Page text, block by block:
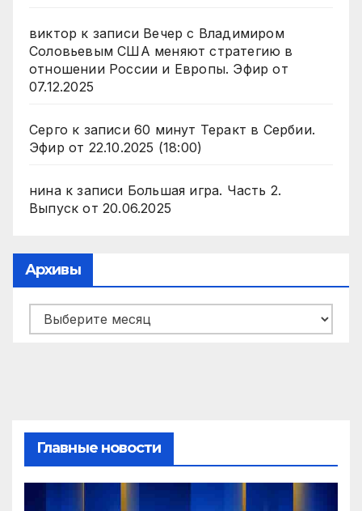
виктор к записи Вечер с Владимиром
Соловьевым США меняют стратегию в
отношении России и Европы. Эфир от
07.12.2025
Серго к записи 60 минут Теракт в Сербии.
Эфир от 22.10.2025 (18:00)
нинак записи Большая игра. Часть 2.
Выпуск от 20.06.2025
Архивы
Архивы
Главные новости